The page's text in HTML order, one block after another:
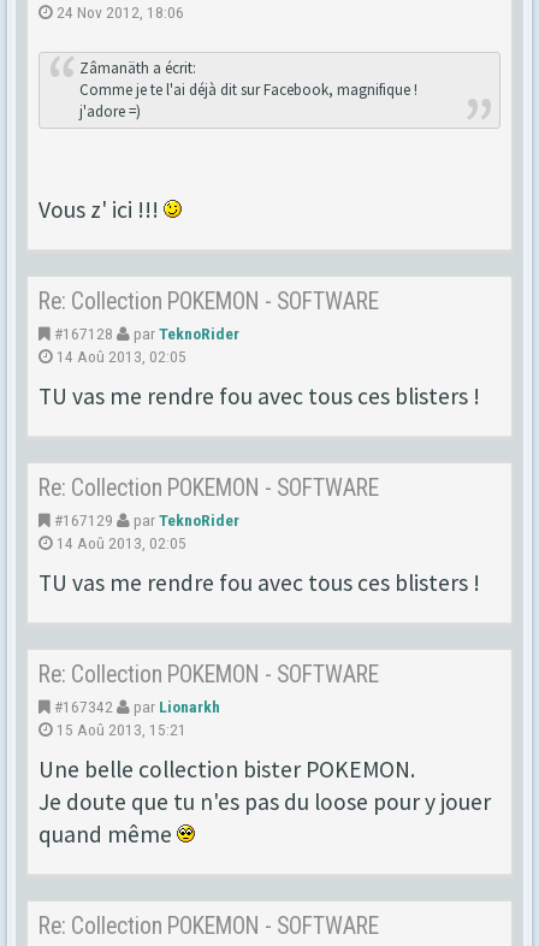
24 Nov 2012, 18:06
Zâmanäth a écrit:
Comme je te l'ai déjà dit sur Facebook, magnifique !
j'adore =)
Vous z' ici !!!
Re: Collection POKEMON - SOFTWARE
#167128 parTeknoRider
14 Aoû 2013, 02:05
TU vas me rendre fou avec tous ces blisters !
Re: Collection POKEMON - SOFTWARE
#167129 parTeknoRider
14 Aoû 2013, 02:05
TU vas me rendre fou avec tous ces blisters !
Re: Collection POKEMON - SOFTWARE
#167342 par Lionarkh
15 Aoû 2013, 15:21
Une belle collection bister POKEMON.
Je doute que tu n'es pas du loose pour y jouer
quand même
Re: Collection POKEMON - SOFTWARE